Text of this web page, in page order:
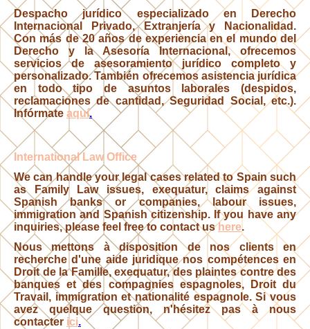
Despacho jurídico especializado en Derecho
Internacional Privado, Extranjería y Nacionalidad.
Con más de 20 años de experiencia en el mundo del
Derecho y la Asesoría Internacional, ofrecemos
servicios de asesoramiento jurídico completo y
personalizado. También ofrecemos asistencia jurídica
en todo tipo de asuntos laborales (despidos,
reclamaciones de cantidad, Seguridad Social, etc.).
Infórmate aquí.
International Law Office
We can handle your legal cases related to Spain such
as Family Law issues, exequatur, claims against
Spanish banks or companies, labour issues,
immigration and Spanish citizenship. If you have any
inquiries, please feel free to contact ushere.
Nous mettons à disposition de nos clients en
recherche d'une aide juridique nos compétences en
Droit de la Famille, exequatur, des plaintes contre des
banques et des compagnies espagnoles, Droit du
Travail, immigration et nationalité espagnole. Si vous
avez quelque question, n'hésitez pas à nous
contacter ici.